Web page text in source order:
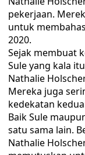
pekerjaan.
untuk
2020.
Sejak membuat
Sule yang kala
Nathalie
Mereka juga
kedekatan
Baik Sule
satu sama lain.
Nathalie